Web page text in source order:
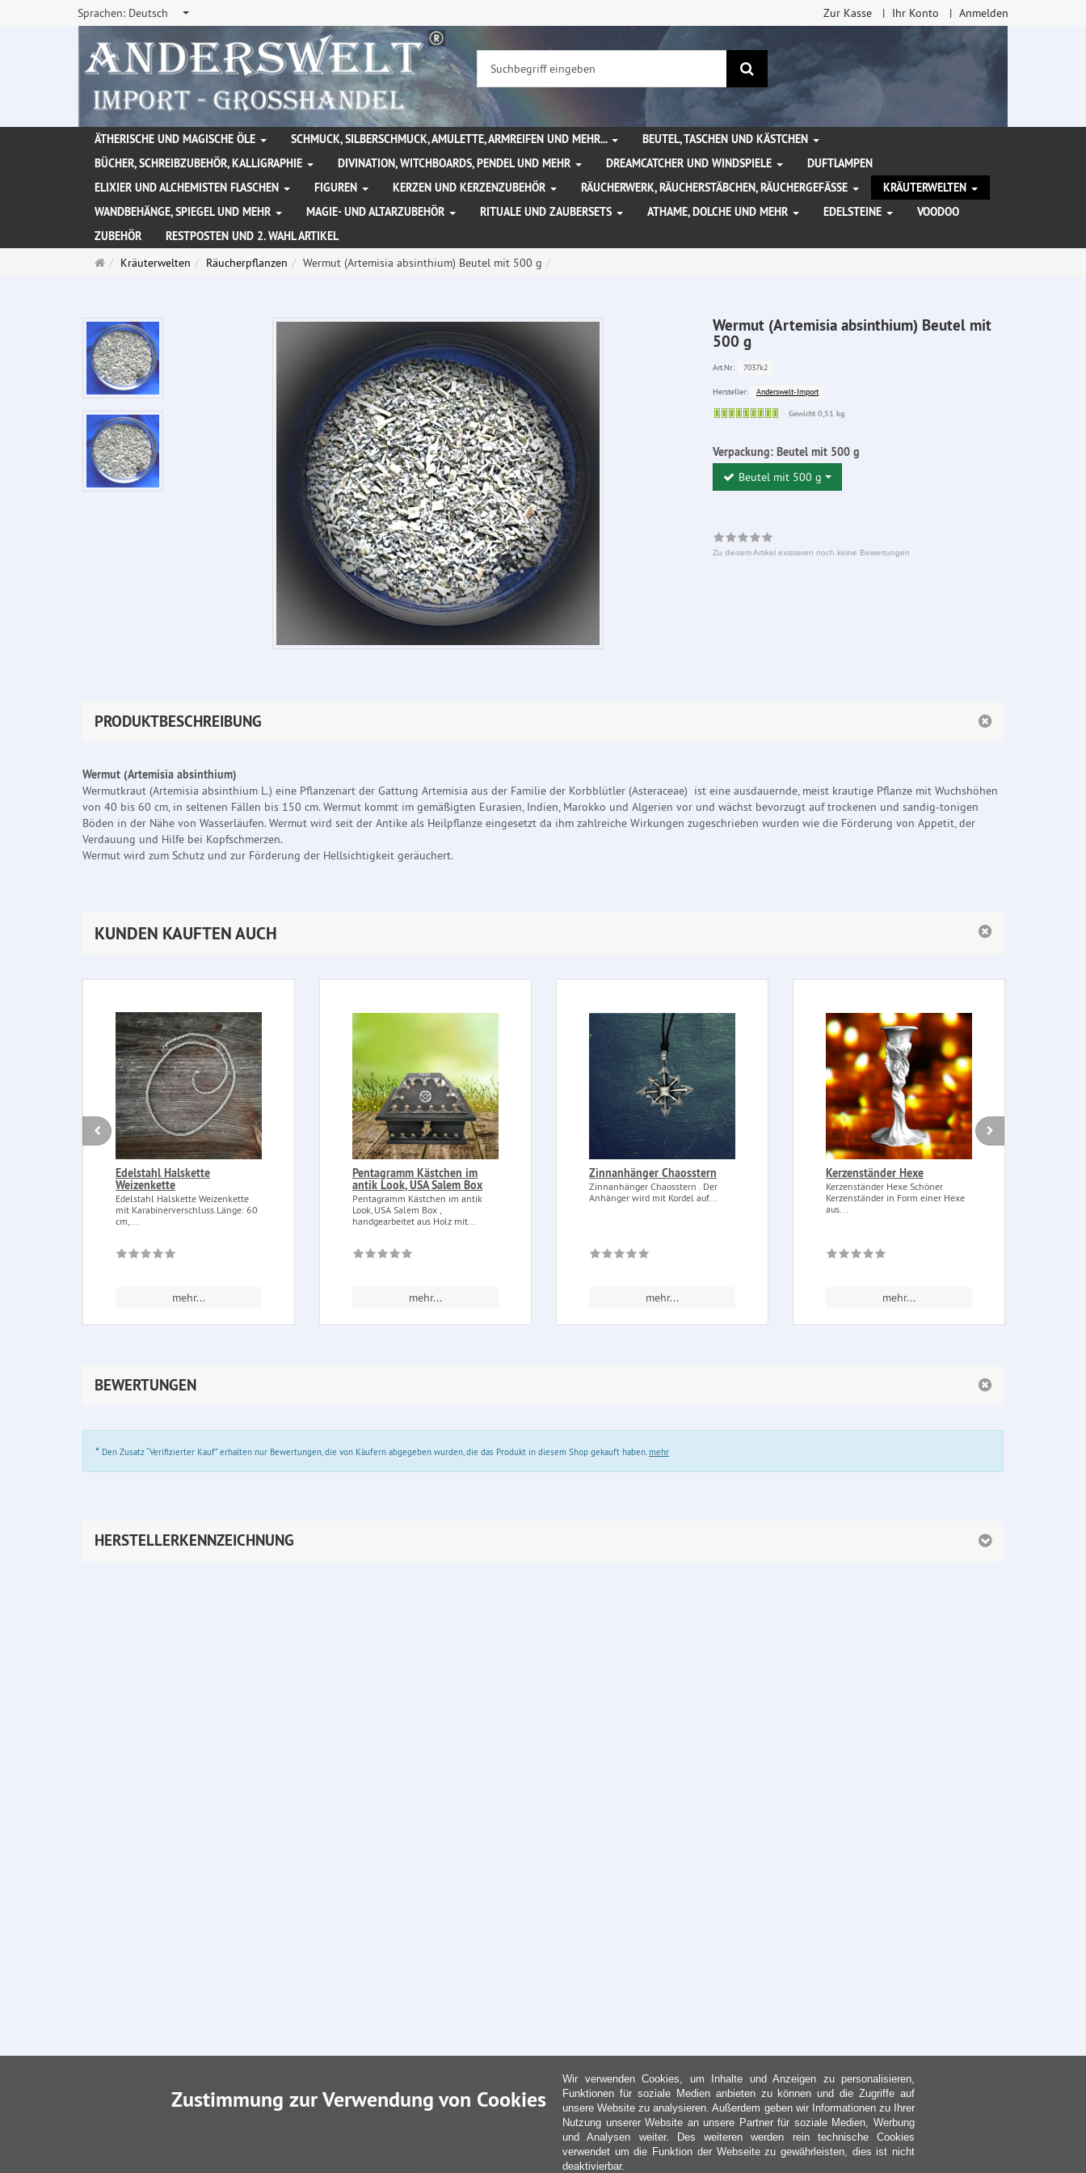
Sprachen: Deutsch Zur Kasse Ihr Konto Anmelden
Suchen
ÄTHERISCHE UND MAGISCHE ÖLE SCHMUCK, SILBERSCHMUCK, AMULETTE, ARMREIFEN UND MEHR...
BEUTEL, TASCHEN UND KÄSTCHEN
BÜCHER, SCHREIBZUBEHÖR, KALLIGRAPHIE
DIVINATION, WITCHBOARDS, PENDEL UND MEHR DREAMCATCHER UND WINDSPIELE
DUFTLAMPEN
ELIXIER UND ALCHEMISTEN FLASCHEN
FIGUREN KERZEN UND KERZENZUBEHÖR RÄUCHERWERK, RÄUCHERSTÄBCHEN, RÄUCHERGEFÄSSE
KRÄUTERWELTEN
WANDBEHÄNGE, SPIEGEL UND MEHR
MAGIE- UND ALTARZUBEHÖR RITUALE UND ZAUBERSETS ATHAME, DOLCHE UND MEHR EDELSTEINE
VOODOO
ZUBEHÖR
RESTPOSTEN UND 2. WAHL ARTIKEL
Startseite
Kräuterwelten Räucherpflanzen Wermut (Artemisia absinthium) Beutel mit 500 g
Wermut (Artemisia absinthium) Beutel mit
500 g
Art.Nr.: 7037k2
Hersteller:
Anderswelt-Import
Sofort
Gewicht 0,51 kg
Verpackung: Beutel mit 500 g
Beutel mit 500 g
Zu diesem Artikel existieren noch keine Bewertungen
PRODUKTBESCHREIBUNG
Wermut (Artemisia absinthium)
Wermutkraut (Artemisia absinthium L.) eine Pflanzenart der Gattung Artemisia aus der Familie der Korbblütler (Asteraceae) ist eine ausdauernde, meist krautige Pflanze mit Wuchshöhen
von 40 bis 60 cm, in seltenen Fällen bis 150 cm. Wermut kommt im gemäßigten Eurasien, Indien, Marokko und Algerien vor und wächst bevorzugt auf trockenen und sandig-tonigen
Böden in der Nähe von Wasserläufen. Wermut wird seit der Antike als Heilpflanze eingesetzt da ihm zahlreiche Wirkungen zugeschrieben wurden wie die Förderung von Appetit, der
Verdauung und Hilfe bei Kopfschmerzen.
Wermut wird zum Schutz und zur Förderung der Hellsichtigkeit geräuchert.
KUNDEN KAUFTEN AUCH
Edelstahl Halskette
Weizenkette
Edelstahl Halskette Weizenkette
mit Karabinerverschluss.Länge: 60
cm,...
mehr...
Pentagramm Kästchen im
antik Look, USA Salem Box
Pentagramm Kästchen im antik
Look, USA Salem Box ,
handgearbeitet aus Holz mit...
mehr...
Zinnanhänger Chaosstern
Zinnanhänger Chaosstern . Der
Anhänger wird mit Kordel auf...
mehr...
Kerzenständer Hexe
Kerzenständer Hexe Schöner
Kerzenständer in Form einer Hexe
aus...
mehr...
BEWERTUNGEN
* Den Zusatz “Verifizierter Kauf” erhalten nur Bewertungen, die von Käufern abgegeben wurden, die das Produkt in diesem Shop gekauft haben.mehr
HERSTELLERKENNZEICHNUNG
Zustimmung zur Verwendung von Cookies
Wir verwenden Cookies, um Inhalte und Anzeigen zu personalisieren,
Funktionen für soziale Medien anbieten zu können und die Zugriffe auf
unsere Website zu analysieren. Außerdem geben wir Informationen zu Ihrer
Nutzung unserer Website an unsere Partner für soziale Medien, Werbung
und Analysen weiter. Des weiteren werden rein technische Cookies
verwendet um die Funktion der Webseite zu gewährleisten, dies ist nicht
deaktivierbar.